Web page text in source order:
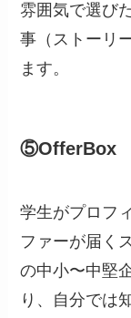
雰囲気で選び
事（ストーリ
ます。
⑤OfferBox
学生がプロフ
ファーが届く
の中小〜中堅
り、自分では